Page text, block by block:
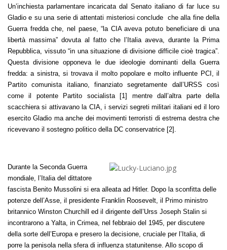
Un’inchiesta parlamentare incaricata dal Senato italiano di far luce su
Gladio e su una serie di attentati misteriosi conclude che alla fine della
Guerra fredda che, nel paese, “la CIA aveva potuto beneficiare di una
libertà massima” dovuta al fatto che l’Italia aveva, durante la Prima
Repubblica, vissuto “in una situazione di divisione difficile cioè tragica”.
Questa divisione opponeva le due ideologie dominanti della Guerra
fredda: a sinistra, si trovava il molto popolare e molto influente PCI, il
Partito comunista italiano, finanziato segretamente dall’URSS così
come il potente Partito socialista [1] mentre dall’altra parte della
scacchiera si attivavano la CIA, i servizi segreti militari italiani ed il loro
esercito Gladio ma anche dei movimenti terroristi di estrema destra che
ricevevano il sostegno politico della DC conservatrice [2].
Durante la Seconda Guerra
mondiale, l’Italia del dittatore
fascista Benito Mussolini si era alleata ad Hitler. Dopo la sconfitta delle
potenze dell’Asse, il presidente Franklin Roosevelt, il Primo ministro
britannico Winston Churchill ed il dirigente dell’Urss Joseph Stalin si
incontrarono a Yalta, in Crimea, nel febbraio del 1945, per discutere
della sorte dell’Europa e presero la decisione, cruciale per l’Italia, di
porre la penisola nella sfera di influenza statunitense. Allo scopo di